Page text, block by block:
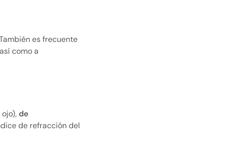
es frecuente
como a
de
de refracción del